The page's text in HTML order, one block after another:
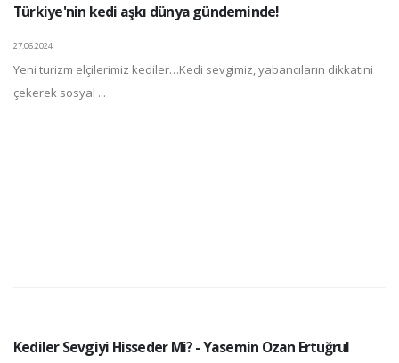
Türkiye'nin kedi aşkı dünya gündeminde!
27.06.2024
Yeni turizm elçilerimiz kediler…Kedi sevgimiz, yabancıların dikkatini
çekerek sosyal ...
Kediler Sevgiyi Hisseder Mi? - Yasemin Ozan Ertuğrul